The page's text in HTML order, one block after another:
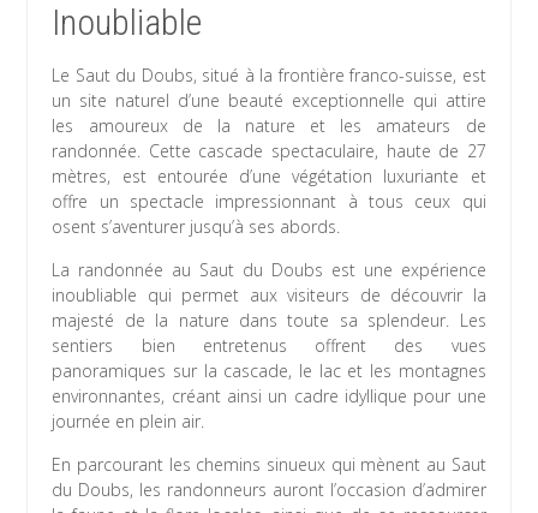
Inoubliable
Le Saut du Doubs, situé à la frontière franco-suisse, est
un site naturel d’une beauté exceptionnelle qui attire
les amoureux de la nature et les amateurs de
randonnée. Cette cascade spectaculaire, haute de 27
mètres, est entourée d’une végétation luxuriante et
offre un spectacle impressionnant à tous ceux qui
osent s’aventurer jusqu’à ses abords.
La randonnée au Saut du Doubs est une expérience
inoubliable qui permet aux visiteurs de découvrir la
majesté de la nature dans toute sa splendeur. Les
sentiers bien entretenus offrent des vues
panoramiques sur la cascade, le lac et les montagnes
environnantes, créant ainsi un cadre idyllique pour une
journée en plein air.
En parcourant les chemins sinueux qui mènent au Saut
du Doubs, les randonneurs auront l’occasion d’admirer